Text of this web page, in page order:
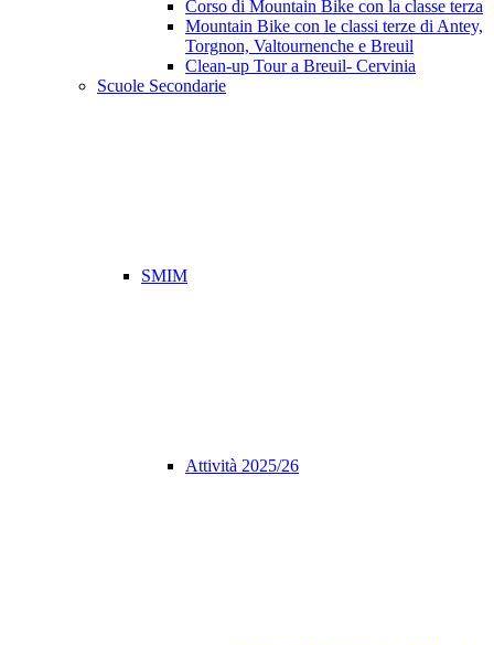
Corso di Mountain Bike con la classe terza
Mountain Bike con le classi terze di Antey,
Torgnon, Valtournenche e Breuil
Clean-up Tour a Breuil- Cervinia
Scuole Secondarie
SMIM
Attività 2025/26